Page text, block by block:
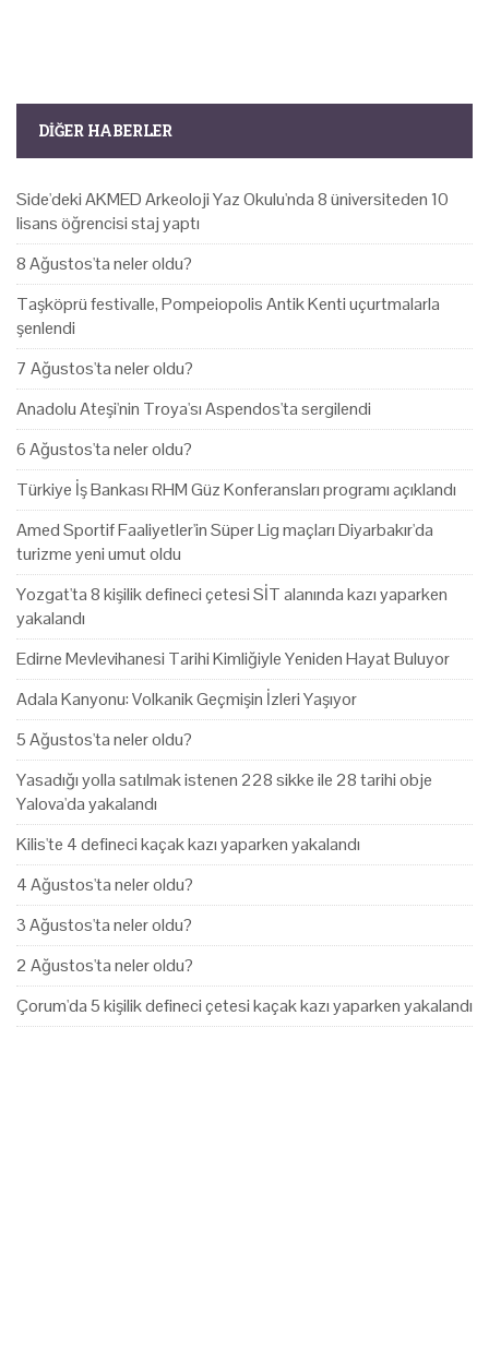
DIĞER HABERLER
Side'deki AKMED Arkeoloji Yaz Okulu'nda 8 üniversiteden 10
lisans öğrencisi staj yaptı
8 Ağustos'ta neler oldu?
Taşköprü festivalle, Pompeiopolis Antik Kenti uçurtmalarla
şenlendi
7 Ağustos'ta neler oldu?
Anadolu Ateşi'nin Troya'sı Aspendos'ta sergilendi
6 Ağustos'ta neler oldu?
Türkiye İş Bankası RHM Güz Konferansları programı açıklandı
Amed Sportif Faaliyetler'in Süper Lig maçları Diyarbakır'da
turizme yeni umut oldu
Yozgat'ta 8 kişilik defineci çetesi SİT alanında kazı yaparken
yakalandı
Edirne Mevlevihanesi Tarihi Kimliğiyle Yeniden Hayat Buluyor
Adala Kanyonu: Volkanik Geçmişin İzleri Yaşıyor
5 Ağustos'ta neler oldu?
Yasadığı yolla satılmak istenen 228 sikke ile 28 tarihi obje
Yalova'da yakalandı
Kilis'te 4 defineci kaçak kazı yaparken yakalandı
4 Ağustos'ta neler oldu?
3 Ağustos'ta neler oldu?
2 Ağustos'ta neler oldu?
Çorum'da 5 kişilik defineci çetesi kaçak kazı yaparken yakalandı